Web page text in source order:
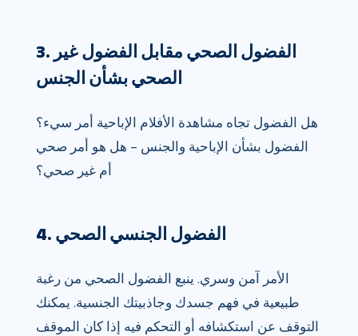
3. الفضول الصحي مقابل الفضول غير
الصحي بشأن الجنس
هل الفضول تجاه مشاهدة الأفلام الإباحية أمر سيء؟
الفضول بشأن الإباحية والجنس – هل هو أمر صحي
أم غير صحي؟
4. الفضول الجنسي الصحي
الأمر آمن وسري. ينبع الفضول الصحي من رغبة
طبيعية في فهم جسدك وجاذبيتك الجنسية. يمكنك
التوقف عن استكشافه أو التحكم فيه إذا كان الموقف